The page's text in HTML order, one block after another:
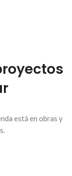
está en obras y